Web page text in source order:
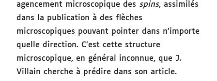
agencement microscopique des spins, assimilés
dans la publication à des flèches
microscopiques pouvant pointer dans n’importe
quelle direction. C’est cette structure
microscopique, en général inconnue, que J.
Villain cherche à prédire dans son article.